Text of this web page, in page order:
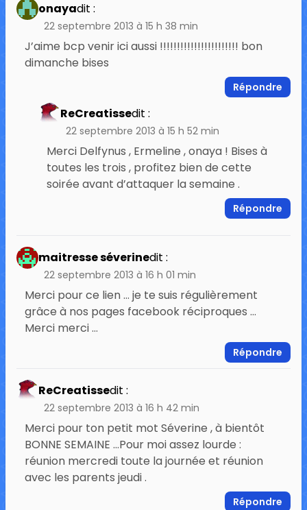
onayadit :
22 septembre 2013 à 15 h 38 min
J’aime bcp venir ici aussi !!!!!!!!!!!!!!!!!!!!!!! bon
dimanche bises
Répondre
ReCreatissedit :
22 septembre 2013 à 15 h 52 min
Merci Delfynus , Ermeline , onaya ! Bises à
toutes les trois , profitez bien de cette
soirée avant d’attaquer la semaine .
Répondre
maitresse séverinedit :
22 septembre 2013 à 16 h 01 min
Merci pour ce lien … je te suis régulièrement
grâce à nos pages facebook réciproques …
Merci merci …
Répondre
ReCreatissedit :
22 septembre 2013 à 16 h 42 min
Merci pour ton petit mot Séverine , à bientôt
BONNE SEMAINE …Pour moi assez lourde :
réunion mercredi toute la journée et réunion
avec les parents jeudi .
Répondre